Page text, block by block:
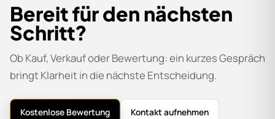
Bereit für den nächsten
Schritt?
Ob Kauf, Verkauf oder Bewertung: ein kurzes Gespräch
bringt Klarheit in die nächste Entscheidung.
Kostenlose Bewertung Kontakt aufnehmen